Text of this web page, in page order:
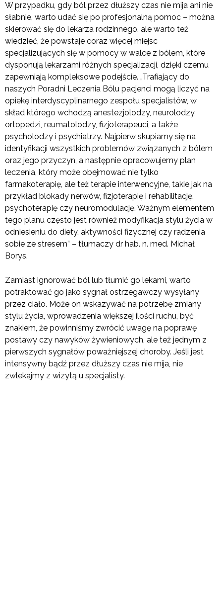
W przypadku, gdy ból przez dłuższy czas nie mija ani nie
słabnie, warto udać się po profesjonalną pomoc – można
skierować się do lekarza rodzinnego, ale warto też
wiedzieć, że powstaje coraz więcej miejsc
specjalizujących się w pomocy w walce z bólem, które
dysponują lekarzami różnych specjalizacji, dzięki czemu
zapewniają kompleksowe podejście. „Trafiający do
naszych Poradni Leczenia Bólu pacjenci mogą liczyć na
opiekę interdyscyplinarnego zespołu specjalistów, w
skład którego wchodzą anestezjolodzy, neurolodzy,
ortopedzi, reumatolodzy, fizjoterapeuci, a także
psycholodzy i psychiatrzy. Najpierw skupiamy się na
identyfikacji wszystkich problemów związanych z bólem
oraz jego przyczyn, a następnie opracowujemy plan
leczenia, który może obejmować nie tylko
farmakoterapię, ale też terapie interwencyjne, takie jak na
przykład blokady nerwów, fizjoterapię i rehabilitację,
psychoterapię czy neuromodulację. Ważnym elementem
tego planu często jest również modyfikacja stylu życia w
odniesieniu do diety, aktywności fizycznej czy radzenia
sobie ze stresem” – tłumaczy dr hab. n. med. Michał
Borys.
Zamiast ignorować ból lub tłumić go lekami, warto
potraktować go jako sygnał ostrzegawczy wysyłany
przez ciało. Może on wskazywać na potrzebę zmiany
stylu życia, wprowadzenia większej ilości ruchu, być
znakiem, że powinniśmy zwrócić uwagę na poprawę
postawy czy nawyków żywieniowych, ale też jednym z
pierwszych sygnałów poważniejszej choroby. Jeśli jest
intensywny bądź przez dłuższy czas nie mija, nie
zwlekajmy z wizytą u specjalisty.